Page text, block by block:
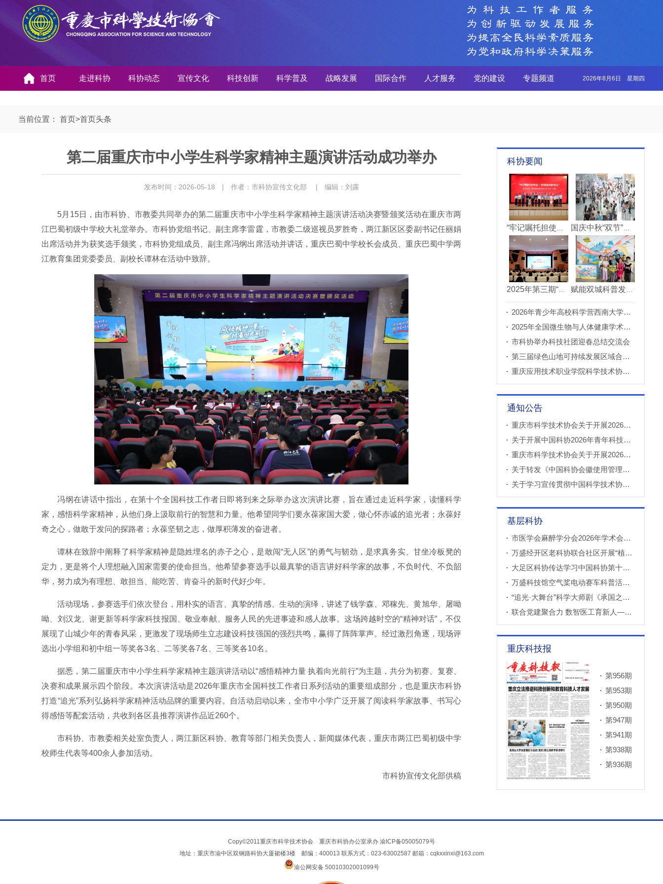
首页 走进科协 科协动态 宣传文化 科技创新 科学普及 战略发展 国际合作 人才服务 党的建设 专题频道 2026年8月6日 星期四
当前位置： 首页>首页头条
第二届重庆市中小学生科学家精神主题演讲活动成功举办
发布时间：2026-05-18 | 作者：市科协宣传文化部 | 编辑：刘露
5月15日，由市科协、市教委共同举办的第二届重庆市中小学生科学家精神主题演讲活动决赛暨颁奖活动在重庆市两
江巴蜀初级中学校大礼堂举办。市科协党组书记、副主席李雷霆，市教委二级巡视员罗胜奇，两江新区区委副书记任丽娟
出席活动并为获奖选手颁奖，市科协党组成员、副主席冯纲出席活动并讲话，重庆巴蜀中学校长会成员、重庆巴蜀中学两
江教育集团党委委员、副校长谭林在活动中致辞。
冯纲在讲话中指出，在第十个全国科技工作者日即将到来之际举办这次演讲比赛，旨在通过走近科学家，读懂科学
家，感悟科学家精神，从他们身上汲取前行的智慧和力量。他希望同学们要永葆家国大爱，做心怀赤诚的追光者；永葆好
奇之心，做敢于发问的探路者；永葆坚韧之志，做厚积薄发的奋进者。
谭林在致辞中阐释了科学家精神是隐姓埋名的赤子之心，是敢闯“无人区”的勇气与韧劲，是求真务实、甘坐冷板凳的
定力，更是将个人理想融入国家需要的使命担当。他希望参赛选手以最真挚的语言讲好科学家的故事，不负时代、不负韶
华，努力成为有理想、敢担当、能吃苦、肯奋斗的新时代好少年。
活动现场，参赛选手们依次登台，用朴实的语言、真挚的情感、生动的演绎，讲述了钱学森、邓稼先、黄旭华、屠呦
呦、刘汉龙、谢更新等科学家科技报国、敬业奉献、服务人民的先进事迹和感人故事。这场跨越时空的“精神对话”，不仅
展现了山城少年的青春风采，更激发了现场师生立志建设科技强国的强烈共鸣，赢得了阵阵掌声。经过激烈角逐，现场评
选出小学组和初中组一等奖各3名、二等奖各7名、三等奖各10名。
据悉，第二届重庆市中小学生科学家精神主题演讲活动以“感悟精神力量 执着向光前行”为主题，共分为初赛、复赛、
决赛和成果展示四个阶段。本次演讲活动是2026年重庆市全国科技工作者日系列活动的重要组成部分，也是重庆市科协
打造“追光”系列弘扬科学家精神活动品牌的重要内容。自活动启动以来，全市中小学广泛开展了阅读科学家故事、书写心
得感悟等配套活动，共收到各区县推荐演讲作品近260个。
市科协、市教委相关处室负责人，两江新区科协、教育等部门相关负责人，新闻媒体代表，重庆市两江巴蜀初级中学
校师生代表等400余人参加活动。
市科协宣传文化部供稿
科协要闻
2026年青少年高校科学营西南大学分营正式开营
2025年全国微生物与人体健康学术论坛在重庆召开
市科协举办科技社团迎春总结交流会
第三届绿色山地可持续发展区域合作国际论坛成功举办
重庆应用技术职业学院科学技术协会正式成立
通知公告
重庆市科学技术协会关于开展2026年科普创新实验室建设项目申报工作的通知
关于开展中国科协2026年青年科技人才培育工程工程师专项计划推荐工作的通知
重庆市科学技术协会关于开展2026年科技小院申报推荐工作的通知
关于转发《中国科协会徽使用管理规定》的通知
关于学习宣传贯彻中国科学技术协会第十一次全国代表大会精神的通知
基层科协
市医学会麻醉学分会2026年学术会议成功召开
万盛经开区老科协联合社区开展“植物奇妙世界”青少年科普教育课
大足区科协传达学习中国科协第十一次全国代表大会精神
万盛科技馆空气桨电动赛车科普活动进社区
“追光·大舞台”科学大师剧《承国之书》云阳、巫溪巡演成功
联合党建聚合力 数智医工育新人——重庆西部数智医疗研究院开展庆“七一”联合主题党（团）日暨正确政绩观专题学习交流活动
重庆科技报
第956期
第953期
第950期
第947期
第941期
第938期
第936期
Copy©2011重庆市科学技术协会 重庆市科协办公室承办 渝ICP备05005079号
地址：重庆市渝中区双钢路科协大厦裙楼3楼 邮编：400013 联系方式：023-63002587 邮箱：cqkxxinxi@163.com
渝公网安备 50010302001099号